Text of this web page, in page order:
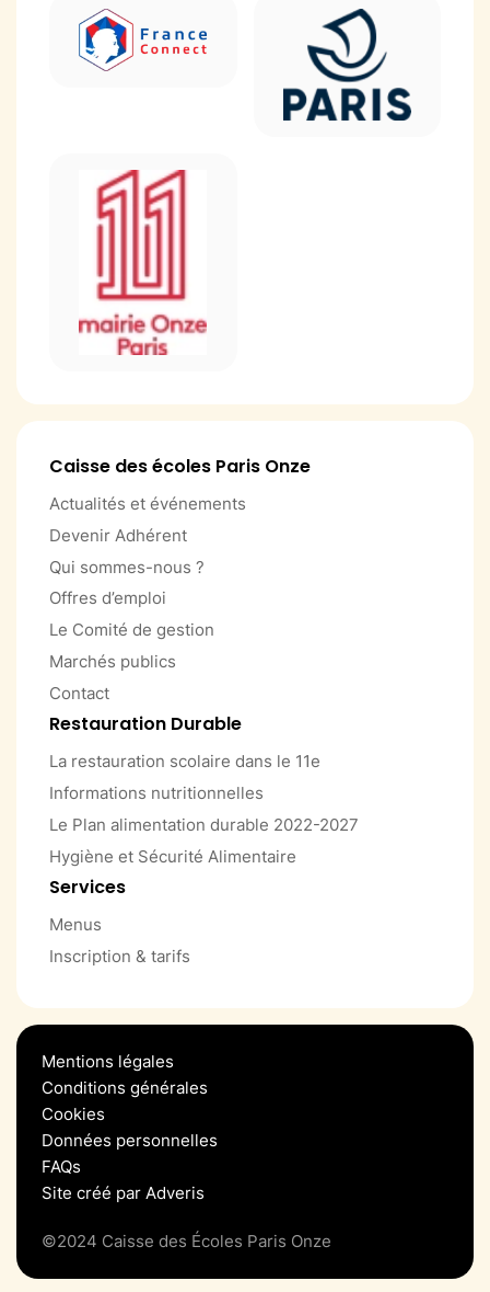
Caisse des écoles Paris Onze
Actualités et événements
Devenir Adhérent
Qui sommes-nous ?
Offres d’emploi
Le Comité de gestion
Marchés publics
Contact
Restauration Durable
La restauration scolaire dans le 11e
Informations nutritionnelles
Le Plan alimentation durable 2022-2027
Hygiène et Sécurité Alimentaire
Services
Menus
Inscription & tarifs
Mentions légales
Conditions générales
Cookies
Données personnelles
FAQs
Site créé par Adveris
©2024 Caisse des Écoles Paris Onze